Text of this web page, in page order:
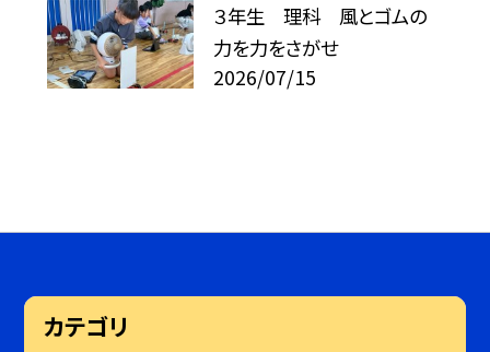
３年生 理科 風とゴムの
力を力をさがせ
2026/07/15
カテゴリ